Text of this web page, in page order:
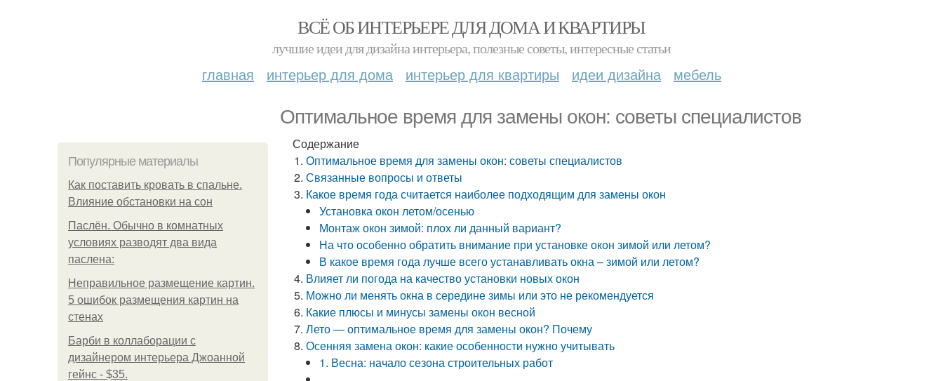
ВСЁ ОБ ИНТЕРЬЕРЕ ДЛЯ ДОМА И КВАРТИРЫ
лучшие идеи для дизайна интерьера, полезные советы, интересные статьи
главная интерьер для дома интерьер для квартиры идеи дизайна мебель
Оптимальное время для замены окон: советы специалистов
Популярные материалы
Как поставить кровать в спальне.
Влияние обстановки на сон
Паслён. Обычно в комнатных
условиях разводят два вида
паслена:
Неправильное размещение картин.
5 ошибок размещения картин на
стенах
Барби в коллаборации с
дизайнером интерьера Джоанной
гейнс - $35.
Содержание
Оптимальное время для замены окон: советы специалистов
Связанные вопросы и ответы
Какое время года считается наиболее подходящим для замены окон
Установка окон летом/осенью
Монтаж окон зимой: плох ли данный вариант?
На что особенно обратить внимание при установке окон зимой или летом?
В какое время года лучше всего устанавливать окна – зимой или летом?
Влияет ли погода на качество установки новых окон
Можно ли менять окна в середине зимы или это не рекомендуется
Какие плюсы и минусы замены окон весной
Лето — оптимальное время для замены окон? Почему
Осенняя замена окон: какие особенности нужно учитывать
1. Весна: начало сезона строительных работ